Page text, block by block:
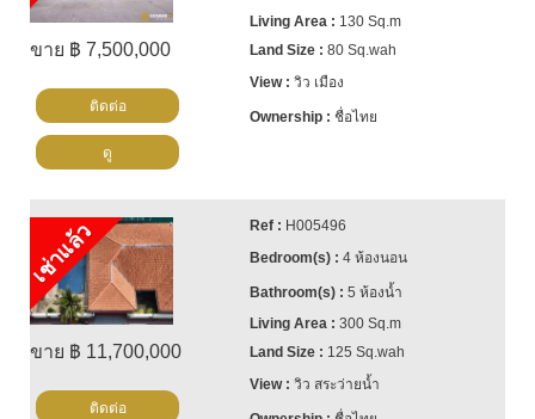
ขาย ฿ 7,500,000
130 Sq.m
80 Sq.wah
วิว เมือง
ชื่อไทย
ติดต่อ
ดู
เช่าแล้ว
ขาย ฿ 11,700,000
H005496
4 ห้องนอน
5 ห้องน้ำ
300 Sq.m
125 Sq.wah
วิว สระว่ายน้ำ
ติดต่อ